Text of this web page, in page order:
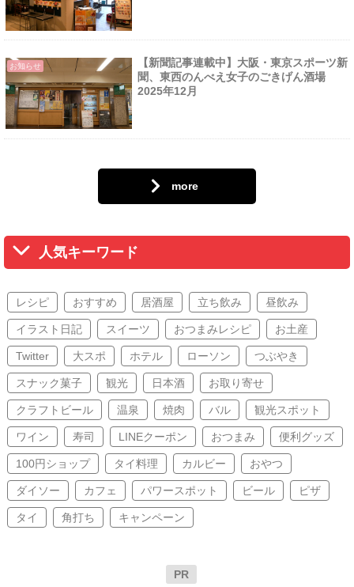
お知らせ
【新聞記事連載中】大阪・東京スポーツ新
聞、東西のんべえ女子のごきげん酒場
2025年12月
more
人気キーワード
レシピ おすすめ 居酒屋 立ち飲み 昼飲み
イラスト日記 スイーツ おつまみレシピ お土産
Twitter 大スポ ホテル ローソン つぶやき
スナック菓子 観光 日本酒 お取り寄せ
クラフトビール 温泉 焼肉 バル 観光スポット
ワイン 寿司 LINEクーポン おつまみ 便利グッズ
100円ショップ タイ料理 カルビー おやつ
ダイソー カフェ パワースポット ビール ピザ
タイ 角打ち キャンペーン
PR